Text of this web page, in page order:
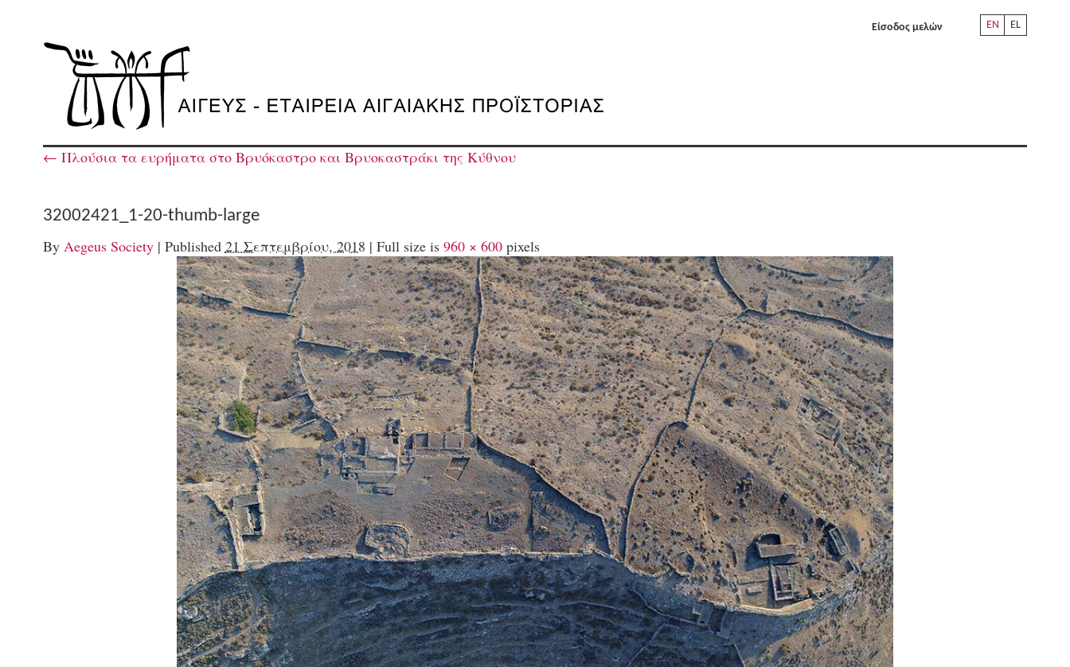
EN EL
Είσοδος μελών
← Πλούσια τα ευρήματα στο Βρυόκαστρο και Βρυοκαστράκι της Κύθνου
32002421_1-20-thumb-large
By Aegeus Society | Published 21 Σεπτεμβρίου, 2018 | Full size is 960 × 600pixels